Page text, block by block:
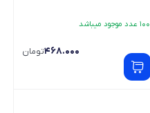
100 عدد موجود میباشد
468.000تومان